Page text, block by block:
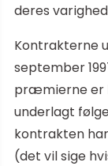
deres
Kontrakterne
september
præmierne er
underlagt
kontrakten
(det vil sige